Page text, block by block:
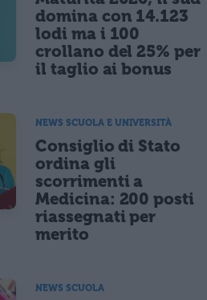
domina con 14.123
lodi ma i 100
crollano del 25% per
il taglio ai bonus
NEWS SCUOLA E UNIVERSITÀ
Consiglio di Stato
ordina gli
scorrimenti a
Medicina: 200 posti
riassegnati per
merito
NEWS SCUOLA